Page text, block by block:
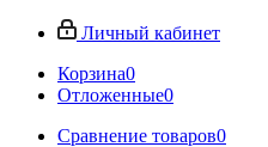
Личный кабинет
Корзина0
Отложенные0
Сравнение товаров0